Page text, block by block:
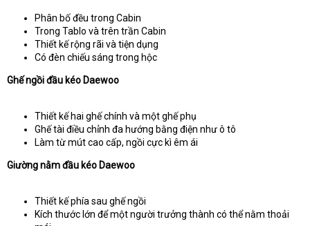
Phân bố đều trong Cabin
Trong Tablo và trên trần Cabin
Thiết kế rộng rãi và tiện dụng
Có đèn chiếu sáng trong hộc
Ghế ngồi đầu kéo Daewoo
Thiết kế hai ghế chính và một ghế phụ
Ghế tài điều chỉnh đa hướng bằng điện như ô tô
Làm từ mút cao cấp, ngồi cực kì êm ái
Giường nằm đầu kéo Daewoo
Thiết kế phía sau ghế ngồi
Kích thước lớn để một người trưởng thành có thể nằm thoải